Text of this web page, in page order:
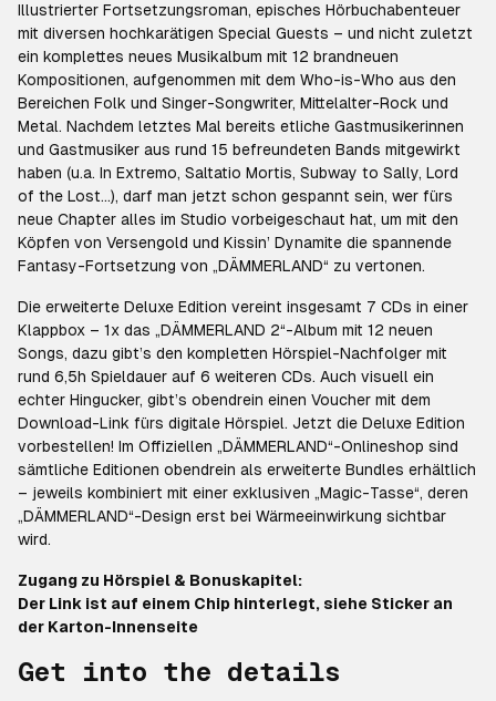
Illustrierter Fortsetzungsroman, episches Hörbuchabenteuer
mit diversen hochkarätigen Special Guests – und nicht zuletzt
ein komplettes neues Musikalbum mit 12 brandneuen
Kompositionen, aufgenommen mit dem Who-is-Who aus den
Bereichen Folk und Singer-Songwriter, Mittelalter-Rock und
Metal. Nachdem letztes Mal bereits etliche Gastmusikerinnen
und Gastmusiker aus rund 15 befreundeten Bands mitgewirkt
haben (u.a. In Extremo, Saltatio Mortis, Subway to Sally, Lord
of the Lost...), darf man jetzt schon gespannt sein, wer fürs
neue Chapter alles im Studio vorbeigeschaut hat, um mit den
Köpfen von Versengold und Kissin’ Dynamite die spannende
Fantasy-Fortsetzung von „DÄMMERLAND“ zu vertonen.
Die erweiterte Deluxe Edition vereint insgesamt 7 CDs in einer
Klappbox – 1x das „DÄMMERLAND 2“-Album mit 12 neuen
Songs, dazu gibt’s den kompletten Hörspiel-Nachfolger mit
rund 6,5h Spieldauer auf 6 weiteren CDs. Auch visuell ein
echter Hingucker, gibt’s obendrein einen Voucher mit dem
Download-Link fürs digitale Hörspiel. Jetzt die Deluxe Edition
vorbestellen! Im Offiziellen „DÄMMERLAND“-Onlineshop sind
sämtliche Editionen obendrein als erweiterte Bundles erhältlich
– jeweils kombiniert mit einer exklusiven „Magic-Tasse“, deren
„DÄMMERLAND“-Design erst bei Wärmeeinwirkung sichtbar
wird.
Zugang zu Hörspiel & Bonuskapitel:
Der Link ist auf einem Chip hinterlegt, siehe Sticker an
der Karton-Innenseite
Get into the details